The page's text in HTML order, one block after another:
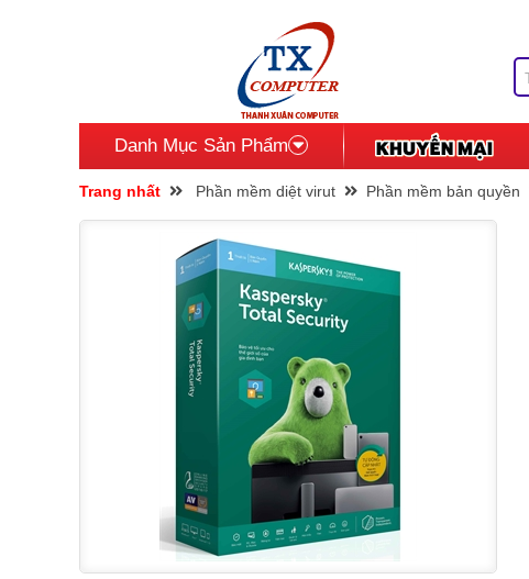
Danh Mục Sản Phẩm
Trang nhất Phần mềm diệt virut Phần mềm bản quyền